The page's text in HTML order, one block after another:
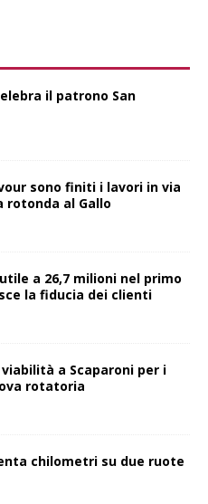
il patrono San
sono finiti i lavori in via
rotonda al Gallo
a 26,7 milioni nel primo
la fiducia dei clienti
a Scaparoni per i
rotatoria
chilometri su due ruote